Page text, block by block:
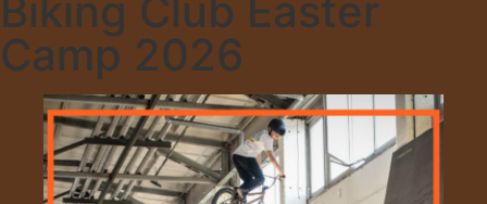
Biking Club Easter
Camp 2026